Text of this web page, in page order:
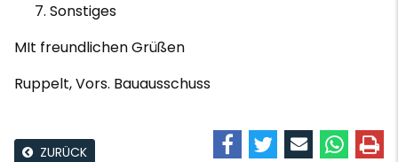
Sonstiges
MIt freundlichen Grüßen
Ruppelt, Vors. Bauausschuss
ZURÜCK